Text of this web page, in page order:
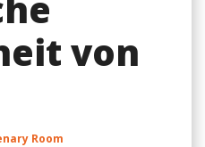
von
Room